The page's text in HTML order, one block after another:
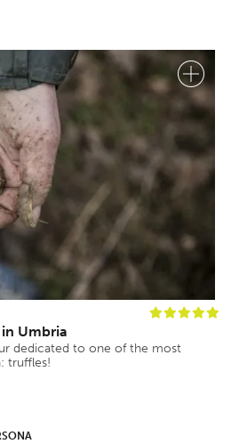
Umbria
dedicated to one of the most
truffles!